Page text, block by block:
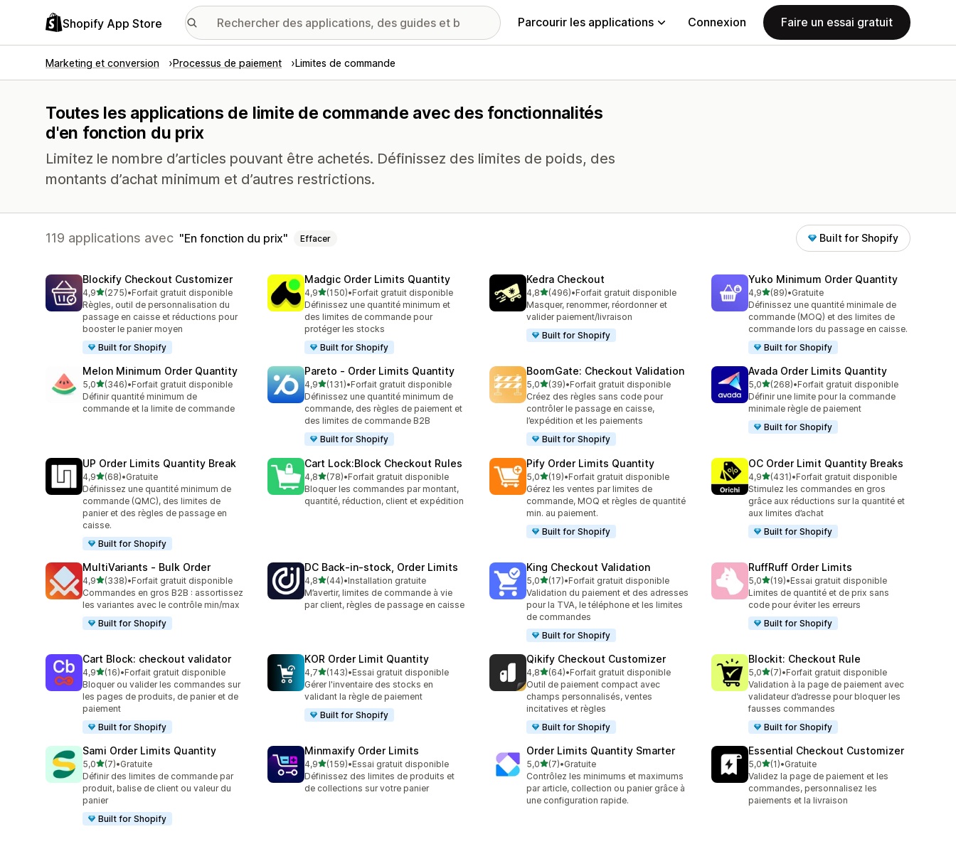
Shopify App Store Parcourir les applications Connexion Faire un essai gratuit
Marketing et conversion Processus de paiement Limites de commande
Toutes les applications de limite de commande avec des fonctionnalités
d'en fonction du prix
Limitez le nombre d’articles pouvant être achetés. Définissez des limites de poids, des
montants d’achat minimum et d’autres restrictions.
119 applications avec En fonction du prix Effacer Built for Shopify
Blockify Checkout Customizer
4,9étoile(s) sur 5
(275)
275 avis au total
•Forfait gratuit disponible
Règles, outil de personnalisation du
passage en caisse et réductions pour
booster le panier moyen
Built for Shopify
Madgic Order Limits Quantity
4,9étoile(s) sur 5
(150)
150 avis au total
•Forfait gratuit disponible
Définissez une quantité minimum et
des limites de commande pour
protéger les stocks
Built for Shopify
Kedra Checkout
4,8étoile(s) sur 5
(496)
496 avis au total
•Forfait gratuit disponible
Masquer, renommer, réordonner et
valider paiement/livraison
Built for Shopify
Yuko Minimum Order Quantity
4,9étoile(s) sur 5
(89)
89 avis au total
•Gratuite
Définissez une quantité minimale de
commande (MOQ) et des limites de
commande lors du passage en caisse.
Built for Shopify
Melon Minimum Order Quantity
5,0étoile(s) sur 5
(346)
346 avis au total
•Forfait gratuit disponible
Définir quantité minimum de
commande et la limite de commande
Pareto ‑ Order Limits Quantity
4,9étoile(s) sur 5
(131)
131 avis au total
•Forfait gratuit disponible
Définissez une quantité minimum de
commande, des règles de paiement et
des limites de commande B2B
Built for Shopify
BoomGate: Checkout Validation
5,0étoile(s) sur 5
(39)
39 avis au total
•Forfait gratuit disponible
Créez des règles sans code pour
contrôler le passage en caisse,
l’expédition et les paiements
Built for Shopify
Avada Order Limits Quantity
5,0étoile(s) sur 5
(268)
268 avis au total
•Forfait gratuit disponible
Définir une limite pour la commande
minimale règle de paiement
Built for Shopify
UP Order Limits Quantity Break
4,9étoile(s) sur 5
(68)
68 avis au total
•Gratuite
Définissez une quantité minimum de
commande (QMC), des limites de
panier et des règles de passage en
caisse.
Built for Shopify
Cart Lock:Block Checkout Rules
4,8étoile(s) sur 5
(78)
78 avis au total
•Forfait gratuit disponible
Bloquer les commandes par montant,
quantité, réduction, client et expédition
Pify Order Limits Quantity
5,0étoile(s) sur 5
(19)
19 avis au total
•Forfait gratuit disponible
Gérez les ventes par limites de
commande, MOQ et règles de quantité
min. au paiement.
Built for Shopify
OC Order Limit Quantity Breaks
4,9étoile(s) sur 5
(431)
431 avis au total
•Forfait gratuit disponible
Stimulez les commandes en gros
grâce aux réductions sur la quantité et
aux limites d’achat
Built for Shopify
MultiVariants ‑ Bulk Order
4,9étoile(s) sur 5
(338)
338 avis au total
•Forfait gratuit disponible
Commandes en gros B2B : assortissez
les variantes avec le contrôle min/max
Built for Shopify
DC Back‑in‑stock, Order Limits
4,8étoile(s) sur 5
(44)
44 avis au total
•Installation gratuite
M’avertir, limites de commande à vie
par client, règles de passage en caisse
King Checkout Validation
5,0étoile(s) sur 5
(17)
17 avis au total
•Forfait gratuit disponible
Validation du paiement et des adresses
pour la TVA, le téléphone et les limites
de commandes
Built for Shopify
RuffRuff Order Limits
5,0étoile(s) sur 5
(19)
19 avis au total
•Essai gratuit disponible
Limites de quantité et de prix sans
code pour éviter les erreurs
Built for Shopify
Cart Block: checkout validator
4,9étoile(s) sur 5
(16)
16 avis au total
•Forfait gratuit disponible
Bloquer ou valider les commandes sur
les pages de produits, de panier et de
paiement
Built for Shopify
KOR Order Limit Quantity
4,7étoile(s) sur 5
(143)
143 avis au total
•Essai gratuit disponible
Gérer l'inventaire des stocks en
validant la règle de paiement
Built for Shopify
Qikify Checkout Customizer
4,8étoile(s) sur 5
(64)
64 avis au total
•Forfait gratuit disponible
Outil de paiement compact avec
champs personnalisés, ventes
incitatives et règles
Built for Shopify
Blockit: Checkout Rule
5,0étoile(s) sur 5
(7)
7 avis au total
•Forfait gratuit disponible
Validation à la page de paiement avec
validateur d’adresse pour bloquer les
fausses commandes
Built for Shopify
Sami Order Limits Quantity
5,0étoile(s) sur 5
(7)
7 avis au total
•Gratuite
Définir des limites de commande par
produit, balise de client ou valeur du
panier
Built for Shopify
Minmaxify Order Limits
4,9étoile(s) sur 5
(159)
159 avis au total
•Essai gratuit disponible
Définissez des limites de produits et
de collections sur votre panier
Order Limits Quantity Smarter
5,0étoile(s) sur 5
(7)
7 avis au total
•Gratuite
Contrôlez les minimums et maximums
par article, collection ou panier grâce à
une configuration rapide.
Essential Checkout Customizer
5,0étoile(s) sur 5
(1)
1 avis au total
•Gratuite
Validez la page de paiement et les
commandes, personnalisez les
paiements et la livraison